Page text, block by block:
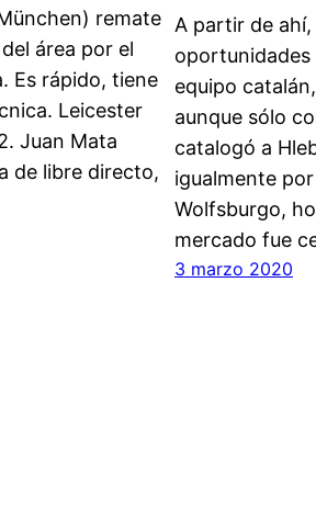
remate
área por el
Es rápido, tiene
Leicester
Juan Mata
de libre directo,
A partir de
oportunidades
equipo
aunque sólo
catalogó a
igualmente
Wolfsburgo,
mercado fue
3 marzo 2020